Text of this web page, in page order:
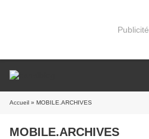
Publicité
Accueil » MOBILE.ARCHIVES
MOBILE.ARCHIVES